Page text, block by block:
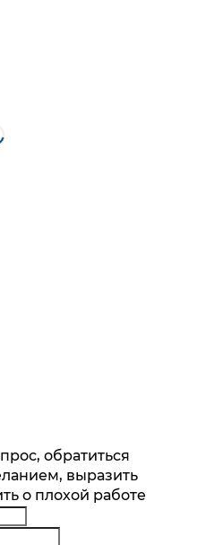
обновления
специальных
обратиться
выразить
о плохой работе